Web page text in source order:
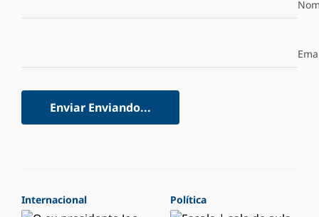
Enviar Enviando...
Internacional Política